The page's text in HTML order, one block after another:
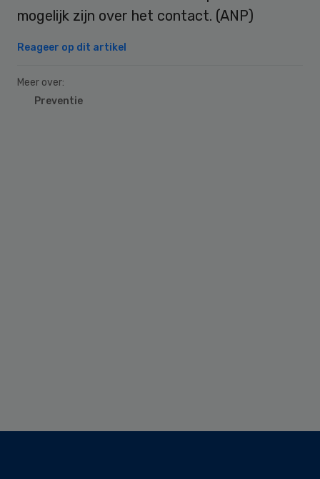
mogelijk zijn over het contact. (ANP)
Reageer op dit artikel
Meer over:
Preventie